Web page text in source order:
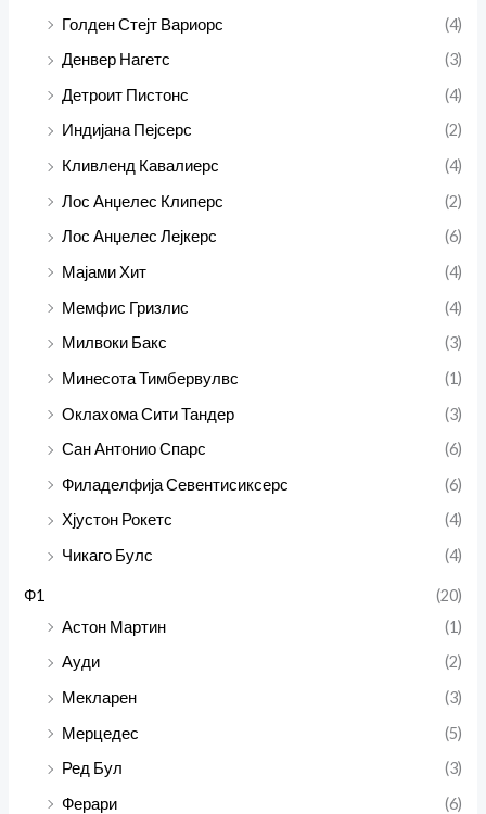
Голден Стејт Вариорс
(4)
Денвер Нагетс
(3)
Детроит Пистонс
(4)
Индијана Пејсерс
(2)
Кливленд Кавалиерс
(4)
Лос Анџелес Клиперс
(2)
Лос Анџелес Лејкерс
(6)
Мајами Хит
(4)
Мемфис Гризлис
(4)
Милвоки Бакс
(3)
Минесота Тимбервулвс
(1)
Оклахома Сити Тандер
(3)
Сан Антонио Спарс
(6)
Филаделфија Севентисиксерс
(6)
Хјустон Рокетс
(4)
Чикаго Булс
(4)
Ф1
(20)
Астон Мартин
(1)
Ауди
(2)
Мекларен
(3)
Мерцедес
(5)
Ред Бул
(3)
Ферари
(6)